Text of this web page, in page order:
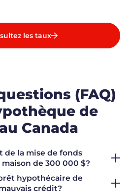
les taux
(FAQ)
de
Canada
de la mise de fonds
de 300 000 $?
hypothécaire de
crédit?